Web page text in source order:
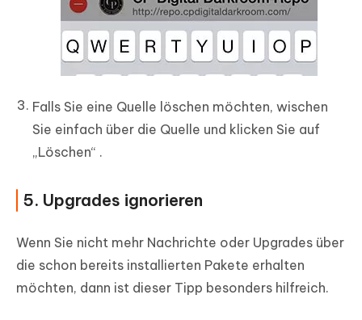
Falls Sie eine Quelle löschen möchten, wischen
Sie einfach über die Quelle und klicken Sie auf
„Löschen“ .
5. Upgrades ignorieren
Wenn Sie nicht mehr Nachrichte oder Upgrades über
die schon bereits installierten Pakete erhalten
möchten, dann ist dieser Tipp besonders hilfreich.